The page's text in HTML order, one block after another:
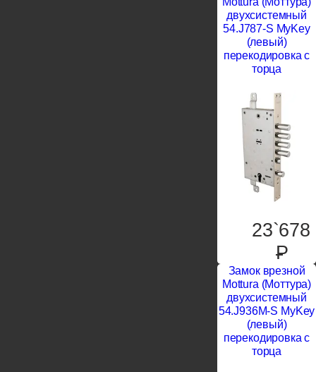
двухсистемный
54.J787-S MyKey
(левый)
перекодировка с
торца
23`678
P
Замок врезной
Mottura (Моттура)
двухсистемный
54.J936M-S MyKey
(левый)
перекодировка с
торца